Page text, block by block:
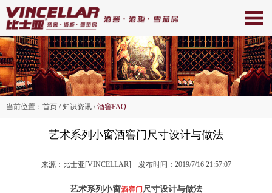
当前位置： 首页 / 知识资讯 /酒窖FAQ
艺术系列小窗酒窖门尺寸设计与做法
来源：比士亚[VINCELLAR] 发布时间：2019/7/16 21:57:07
艺术系列小窗酒窖门 尺寸设计与做法